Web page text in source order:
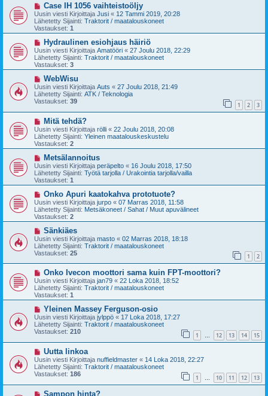
e
s
t
U
u
s
i
v
e
s
t
i
Case IH 1056 vaihteistoöljy
Uusin viesti Kirjoittaja Jusi « 12 Tammi 2019, 20:28
Lähetetty Sijainti: Traktorit / maatalouskoneet
Vastaukset: 1
U
u
s
i
v
s
t
i
Hydraulinen esiohjaus häiriö
Uusin viesti Kirjoittaja Amatööri « 27 Joulu 2018, 22:29
Lähetetty Sijainti: Traktorit / maatalouskoneet
Vastaukset: 3
U
u
s
i
v
i
e
s
t
i
WebWisu
Uusin viesti Kirjoittaja Auts « 27 Joulu 2018, 21:49
Lähetetty Sijainti: ATK / Teknologia
Vastaukset: 39 1 2 3
U
u
s
i
v
e
s
t
i
Mitä tehdä?
Uusin viesti Kirjoittaja rölli « 22 Joulu 2018, 20:08
Lähetetty Sijainti: Yleinen maatalouskeskustelu
Vastaukset: 2
U
u
s
i
v
s
t
i
Metsälannoitus
Uusin viesti Kirjoittaja peräpelto « 16 Joulu 2018, 17:50
Lähetetty Sijainti: Työtä tarjolla / Urakointia tarjolla/vailla
Vastaukset: 1
U
u
s
i
v
e
s
t
i
Onko Apuri kaatokahva prototuote?
Uusin viesti Kirjoittaja jurpo « 07 Marras 2018, 11:58
Lähetetty Sijainti: Metsäkoneet / Sahat / Muut apuvälineet
Vastaukset: 2
U
u
s
i
v
i
e
s
t
i
Sänkiäes
Uusin viesti Kirjoittaja masto « 02 Marras 2018, 18:18
Lähetetty Sijainti: Traktorit / maatalouskoneet
Vastaukset: 25 1 2
U
u
s
i
v
s
t
i
Onko Ivecon moottori sama kuin FPT-moottori?
Uusin viesti Kirjoittaja jan79 « 22 Loka 2018, 18:52
Lähetetty Sijainti: Traktorit / maatalouskoneet
Vastaukset: 1
U
u
s
i
i
s
t
i
Yleinen Massey Ferguson-osio
Uusin viesti Kirjoittaja jylppö « 17 Loka 2018, 17:27
Lähetetty Sijainti: Traktorit / maatalouskoneet
Vastaukset: 210 1 … 12 13 14 15
U
u
s
i
v
i
e
Uutta linkoa
Uusin viesti Kirjoittaja nuffieldmaster « 14 Loka 2018, 22:27
Lähetetty Sijainti: Traktorit / maatalouskoneet
Vastaukset: 186 1 … 10 11 12 13
USampon hinta?